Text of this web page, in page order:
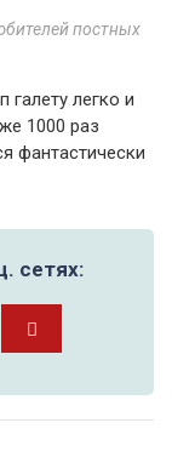
постных
галету легко и
1000 раз
фантастически
сетях: